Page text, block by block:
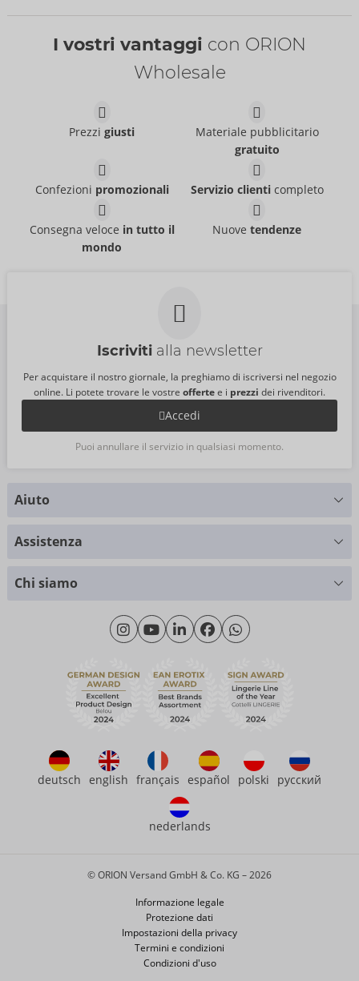
Strip Poker
Contenuto: 1 Pezzo
07401520000
Flirty or Dirty Seconds
PI:12,95 €
MadLoverz
07409690000
14,95 €
I vostri vantaggi con ORION
Wholesale
Prezzigiusti
Materiale pubblicitario
gratuito
Confezioni promozionali Servizio clienticompleto
Consegna veloce in tutto il
mondo
Nuovetendenze
Iscrivitialla newsletter
Per acquistare il nostro giornale, la preghiamo di iscriversi nel negozio
online. Li potete trovare le vostre offertee i prezzi dei rivenditori.
Accedi
Puoi annullare il servizio in qualsiasi momento.
Aiuto
Lunedì - Giovedì: 09:00 - 16:00
Venerdì: 09:00 - 15:00
Assistenza clienti
Domande frequenti (FAQ)
Assistenza
Chi siamo
Riguardo a noi
Sostenibilità
eroFame
deutsch english français español polski русский
nederlands
Informazione legale
Protezione dati
Impostazioni della privacy
Termini e condizioni
Condizioni d'uso
© ORION Versand GmbH & Co. KG – 2026